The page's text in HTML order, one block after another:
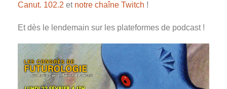
Canut. 102.2 et notre chaîne Twitch !
Et dès le lendemain sur les plateformes de podcast !